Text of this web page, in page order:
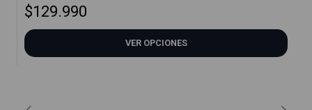
$129.990
VER OPCIONES